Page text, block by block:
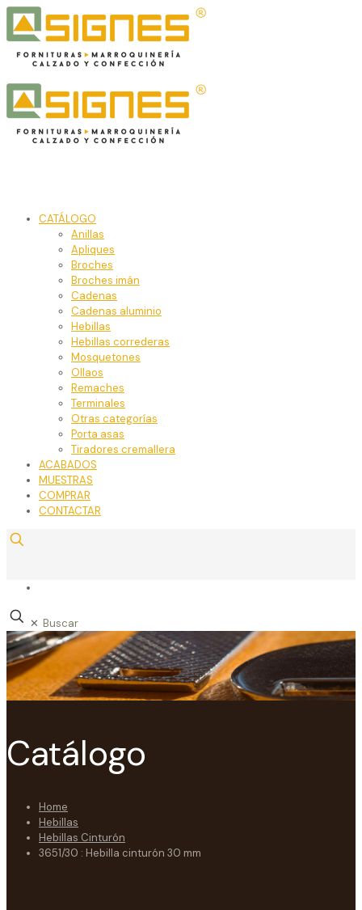
CATÁLOGO
Anillas
Apliques
Broches
Broches imán
Cadenas
Cadenas aluminio
Hebillas
Hebillas correderas
Mosquetones
Ollaos
Remaches
Terminales
Otras categorías
Porta asas
Tiradores cremallera
ACABADOS
MUESTRAS
COMPRAR
CONTACTAR
✕
Catálogo
Home
Hebillas
Hebillas Cinturón
3651/30 : Hebilla cinturón 30 mm